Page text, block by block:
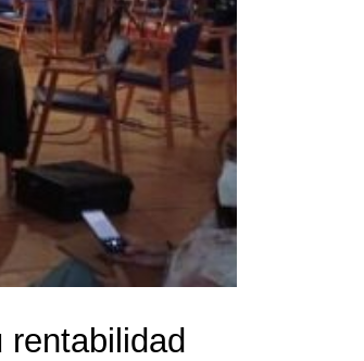
rentabilidad